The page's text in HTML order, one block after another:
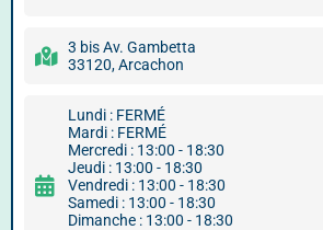
3 bis Av. Gambetta
33120, Arcachon
Lundi : FERMÉ
Mardi : FERMÉ
Mercredi : 13:00 - 18:30
Jeudi : 13:00 - 18:30
Vendredi : 13:00 - 18:30
Samedi : 13:00 - 18:30
Dimanche : 13:00 - 18:30